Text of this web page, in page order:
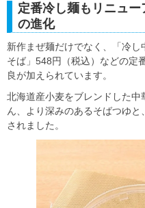
定番冷し麺もリニュ
の進化
新作まぜ麺だけでなく、「冷
そば」548円（税込）などの定
良が加えられています。
北海道産小麦をブレンドした
ん、より深みのあるそばつゆ
されました。